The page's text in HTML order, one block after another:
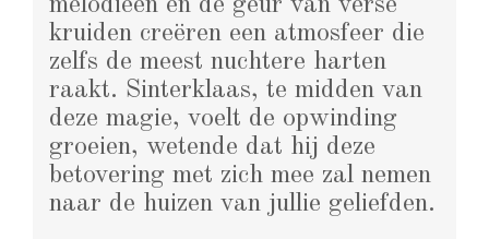
melodieën en de geur van verse
kruiden creëren een atmosfeer die
zelfs de meest nuchtere harten
raakt. Sinterklaas, te midden van
deze magie, voelt de opwinding
groeien, wetende dat hij deze
betovering met zich mee zal nemen
naar de huizen van jullie geliefden.